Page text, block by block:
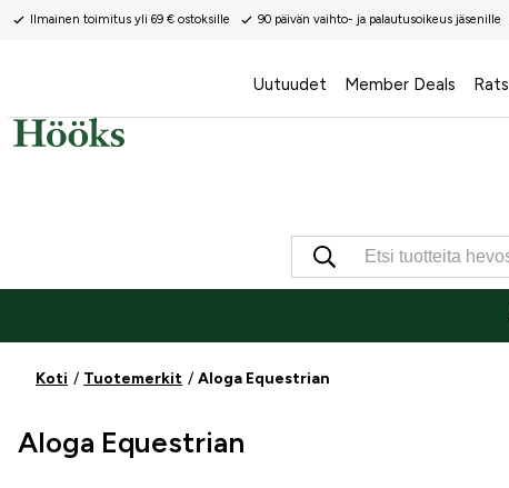
Ilmainen toimitus yli 69 € ostoksille 90 päivän vaihto- ja palautusoikeus jäsenille
Uutuudet Member Deals
Koti Tuotemerkit Aloga Equestrian
Aloga Equestrian